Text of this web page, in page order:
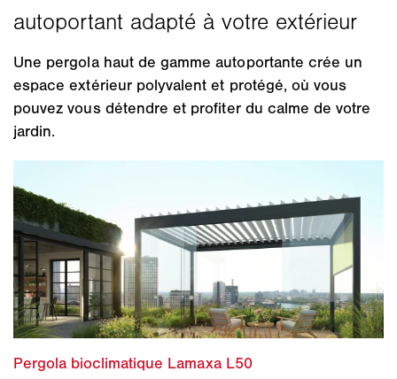
Une pergola haut de gamme autoportante crée un
espace extérieur polyvalent et protégé, où vous
pouvez vous détendre et profiter du calme de votre
jardin.